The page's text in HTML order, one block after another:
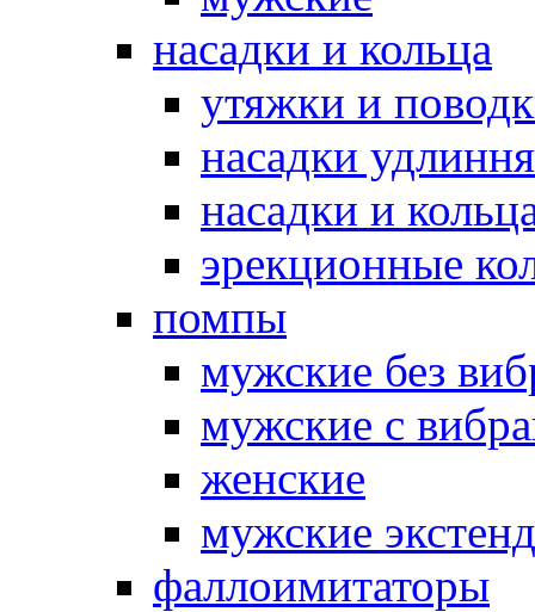
насадки и кольца
утяжки и
насадки
насадки и
эрекционные
помпы
мужские без
мужские с
женские
мужские
фаллоимитаторы